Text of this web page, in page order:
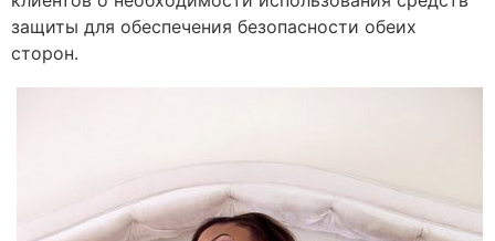
защиты для обеспечения безопасности обеих
сторон.